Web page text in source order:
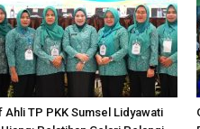
Ahli TP PKK Sumsel Lidyawati